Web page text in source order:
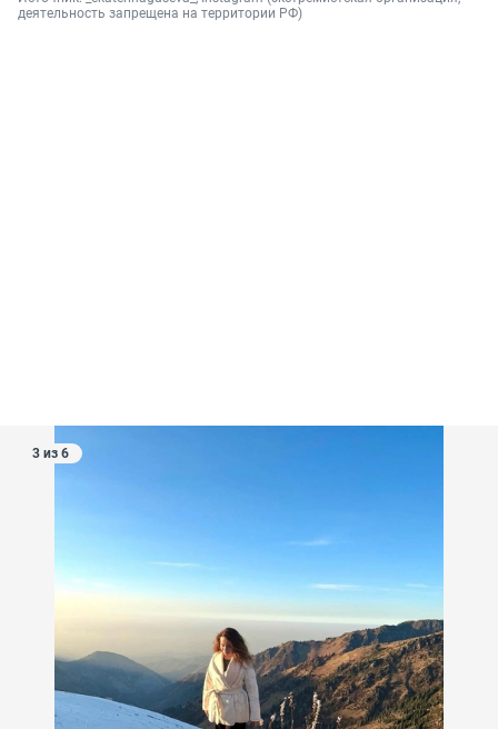
деятельность запрещена на территории РФ)
3 из 6